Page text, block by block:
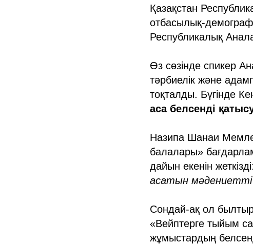
Қазақстан
отбасылық-
Республикалық
Өз сөзінде спикер
тәрбиелік және
тоқталды. Бүгінде
аса белсенді
Назипа Шанаи
балалары»
дайын екенін жеткізді:
асатын
Сондай-ақ ол былтыр
«Вейптерге тыйым
жұмыстардың